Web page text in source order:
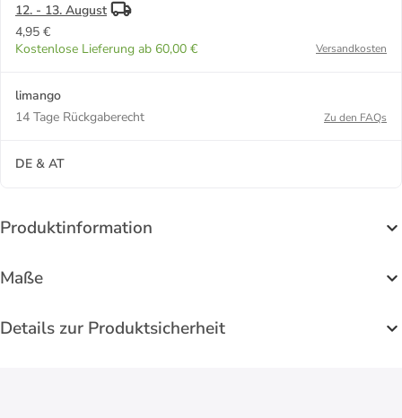
12. - 13. August
4,95 €
Kostenlose Lieferung ab 60,00 €
Versandkosten
limango
14 Tage Rückgaberecht
Zu den FAQs
DE & AT
Produktinformation
Maße
Details zur Produktsicherheit